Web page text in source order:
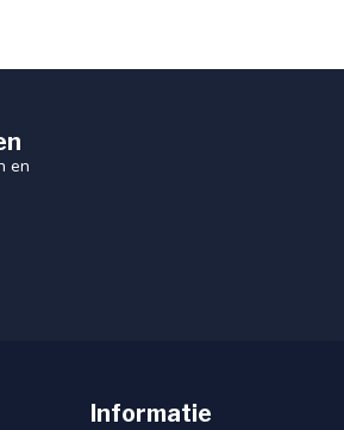
en
Informatie